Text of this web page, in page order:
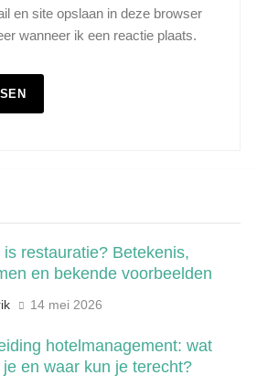
en site opslaan in deze browser
wanneer ik een reactie plaats.
is restauratie? Betekenis,
en bekende voorbeelden
14 mei 2026
hotelmanagement: wat
je en waar kun je terecht?
De 538 Ochtendshow: dit moet je
weten over het populairste